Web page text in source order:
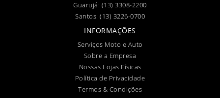
Guarujá: (13) 3308-2200
Santos: (13) 3226-0700
INFORMAÇÕES
Serviços Moto e Auto
Sobre a Empresa
Nossas Lojas Físicas
Política de Privacidade
Termos & Condições